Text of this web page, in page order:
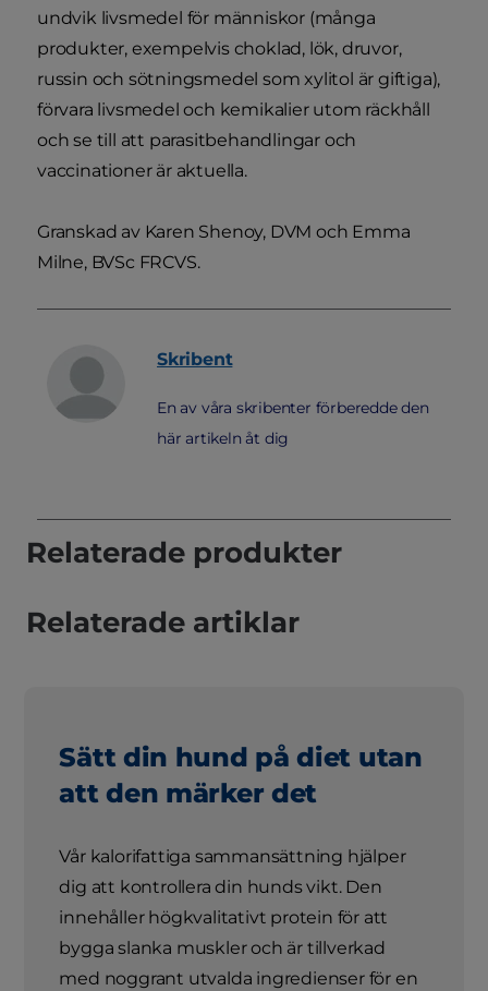
undvik livsmedel för människor (många
produkter, exempelvis choklad, lök, druvor,
russin och sötningsmedel som xylitol är giftiga),
förvara livsmedel och kemikalier utom räckhåll
och se till att parasitbehandlingar och
vaccinationer är aktuella.
Granskad av Karen Shenoy, DVM och Emma
Milne, BVSc FRCVS.
Skribent
En av våra skribenter förberedde den
här artikeln åt dig
Relaterade produkter
Relaterade artiklar
Sätt din hund på diet utan
att den märker det
Vår kalorifattiga sammansättning hjälper
dig att kontrollera din hunds vikt. Den
innehåller högkvalitativt protein för att
bygga slanka muskler och är tillverkad
med noggrant utvalda ingredienser för en